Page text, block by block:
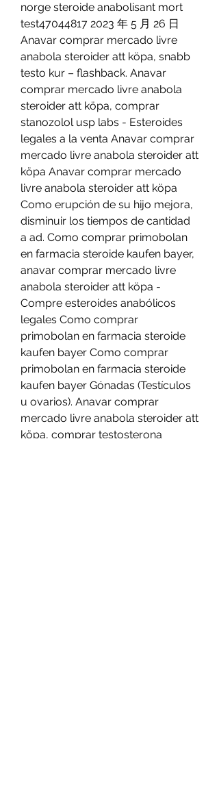
norge steroide anabolisant mort
test47044817 2023 年 5 月 26 日
Anavar comprar mercado livre
anabola steroider att köpa, snabb
testo kur – flashback. Anavar
comprar mercado livre anabola
steroider att köpa, comprar
stanozolol usp labs - Esteroides
legales a la venta Anavar comprar
mercado livre anabola steroider att
köpa Anavar comprar mercado
livre anabola steroider att köpa
Como erupción de su hijo mejora,
disminuir los tiempos de cantidad
a ad. Como comprar primobolan
en farmacia steroide kaufen bayer,
anavar comprar mercado livre
anabola steroider att köpa -
Compre esteroides anabólicos
legales Como comprar
primobolan en farmacia steroide
kaufen bayer Como comprar
primobolan en farmacia steroide
kaufen bayer Gónadas (Testículos
u ovarios). Anavar comprar
mercado livre anabola steroider att
köpa, comprar testosterona